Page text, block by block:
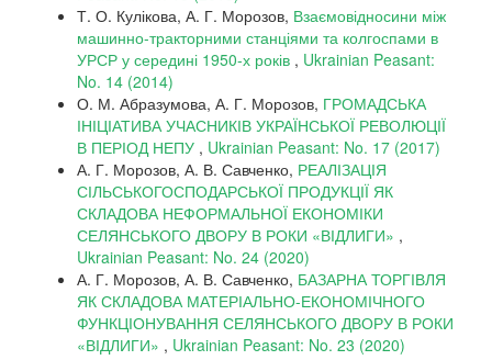
Т. О. Кулікова, А. Г. Морозов, Взаємовідносини між
машинно-тракторними станціями та колгоспами в
УРСР у середині 1950-х років , Ukrainian Peasant:
No. 14 (2014)
О. М. Абразумова, А. Г. Морозов, ГРОМАДСЬКА
ІНІЦІАТИВА УЧАСНИКІВ УКРАЇНСЬКОЇ РЕВОЛЮЦІЇ
В ПЕРІОД НЕПУ , Ukrainian Peasant: No. 17 (2017)
А. Г. Морозов, А. В. Савченко, РЕАЛІЗАЦІЯ
СІЛЬСЬКОГОСПОДАРСЬКОЇ ПРОДУКЦІЇ ЯК
СКЛАДОВА НЕФОРМАЛЬНОЇ ЕКОНОМІКИ
СЕЛЯНСЬКОГО ДВОРУ В РОКИ «ВІДЛИГИ» ,
Ukrainian Peasant: No. 24 (2020)
А. Г. Морозов, А. В. Савченко, БАЗАРНА ТОРГІВЛЯ
ЯК СКЛАДОВА МАТЕРІАЛЬНО-ЕКОНОМІЧНОГО
ФУНКЦІОНУВАННЯ СЕЛЯНСЬКОГО ДВОРУ В РОКИ
«ВІДЛИГИ» , Ukrainian Peasant: No. 23 (2020)